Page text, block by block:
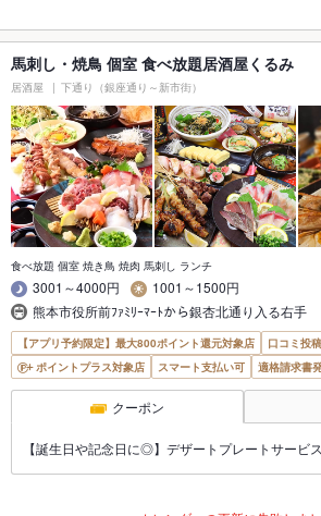
馬刺し・焼鳥 個室 食べ放題居酒屋くるみ
居酒屋 下通り（銀座通り～新市街）
食べ放題 個室 焼き鳥 焼肉 馬刺し ランチ
3001～4000円
1001～1500円
熊本市役所前ﾌｧﾐﾘｰﾏｰﾄから銀杏北通り入る右手
【アプリ予約限定】最大800ポイント還元対象店
口コミ投
ポイントプラス対象店
スマート支払い可 適格請求書
クーポン
【誕生日や記念日に◎】デザートプレートサービス